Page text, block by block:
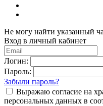
Не могу найти указанный
Вход в личный кабинет
Логин:
Пароль:
Забыли пароль?
Выражаю согласие на
персональных данных в